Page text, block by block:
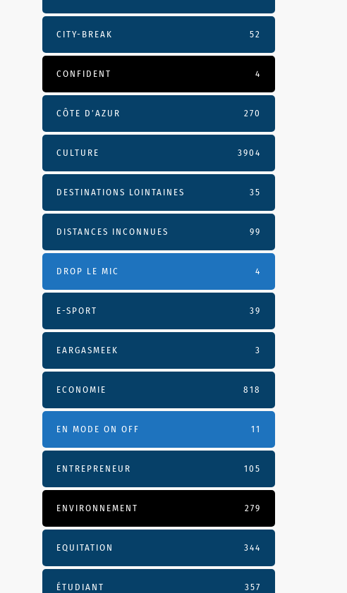
CITY-BREAK 52
CONFIDENT 4
CÔTE D’AZUR 270
CULTURE 3904
DESTINATIONS LOINTAINES 35
DISTANCES INCONNUES 99
DROP LE MIC 4
E-SPORT 39
EARGASMEEK 3
ECONOMIE 818
EN MODE ON OFF 11
ENTREPRENEUR 105
ENVIRONNEMENT 279
EQUITATION 344
ÉTUDIANT 357